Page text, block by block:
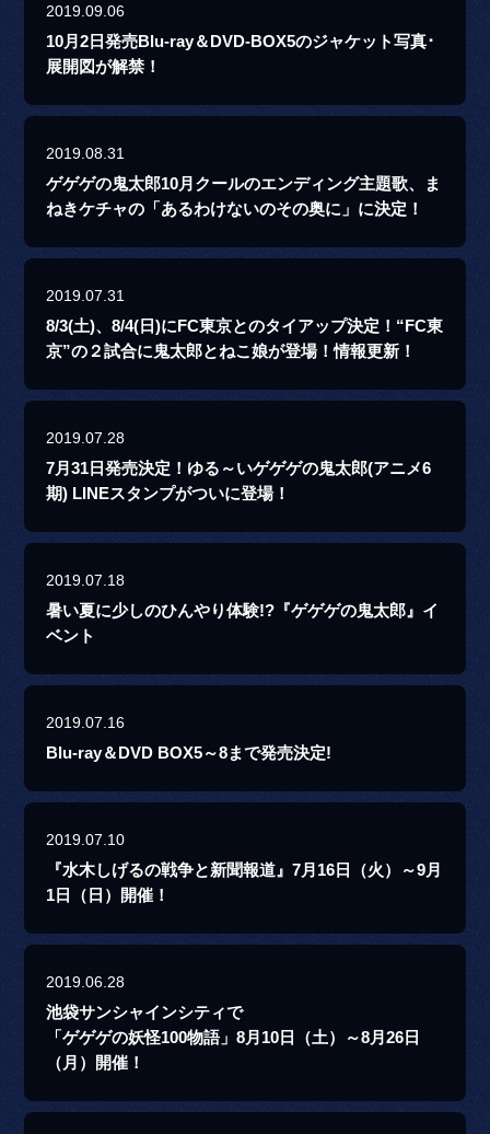
2019.09.06
10月2日発売Blu-ray＆DVD-BOX5のジャケット写真･
展開図が解禁！
2019.08.31
ゲゲゲの鬼太郎10月クールのエンディング主題歌、ま
ねきケチャの「あるわけないのその奥に」に決定！
2019.07.31
8/3(土)、8/4(日)にFC東京とのタイアップ決定！“FC東
京”の２試合に鬼太郎とねこ娘が登場！情報更新！
2019.07.28
7月31日発売決定！ゆる～いゲゲゲの鬼太郎(アニメ6
期) LINEスタンプがついに登場！
2019.07.18
暑い夏に少しのひんやり体験!?『ゲゲゲの鬼太郎』イ
ベント
2019.07.16
Blu-ray＆DVD BOX5～8まで発売決定!
2019.07.10
『水木しげるの戦争と新聞報道』7月16日（火）～9月
1日（日）開催！
2019.06.28
池袋サンシャインシティで
「ゲゲゲの妖怪100物語」8月10日（土）～8月26日
（月）開催！